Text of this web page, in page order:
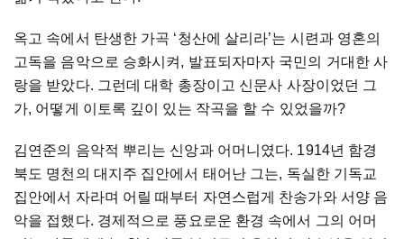
옥고 속에서 탄생한 가곡 ‘청산에 살리라’는 시련과 영혼의
고독을 음악으로 승화시켜 , 발표되자마자 국민의 거대한 사
랑을 받았다. 그런데 대학 총장이고 신문사 사장이었던 그
가, 어떻게 이토록 깊이 있는 작곡을 할 수 있었을까?
김연준의 음악적 뿌리는 신앙과 어머니였다. 1914년 함경
북도 명천의 대지주 집안에서 태어난 그는, 독실한 기독교
집안에서 자라며 어릴 때부터 자연스럽게 찬송가와 서양 음
악을 접했다. 경제적으로 풍요로운 환경 속에서 그의 어머